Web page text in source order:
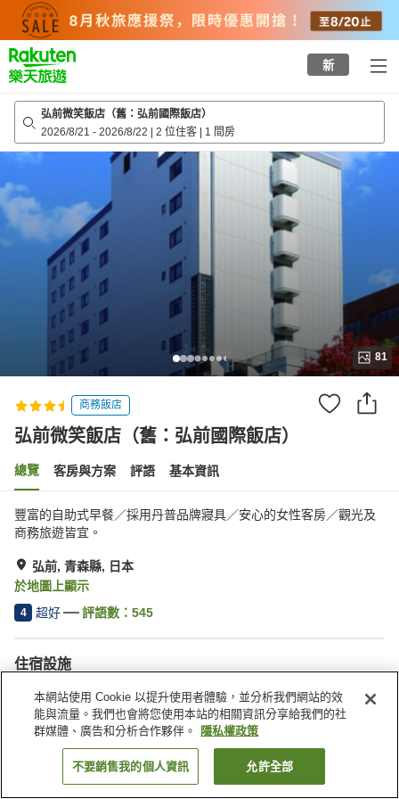
top
page
新
弘前微笑飯店（舊：弘前國際飯店）
2026/8/21 - 2026/8/22 | 2 位住客 | 1 間房
81
商務飯店
弘前微笑飯店（舊：弘前國際飯店）
總覽 客房與方案 評語 基本資訊
豐富的自助式早餐／採用丹普品牌寢具／安心的女性客房／觀光及
商務旅遊皆宜。
弘前, 青森縣, 日本
於地圖上顯示
4 超好 評語數： 545
住宿設施
停車場
餐廳
自動販賣機
會議室
找客房
本網站使用 Cookie 以提升使用者體驗，並分析我們網站的效
能與流量。我們也會將您使用本站的相關資訊分享給我們的社
群媒體、廣告和分析合作夥伴。
隱私權政策
不要銷售我的個人資訊 允許全部